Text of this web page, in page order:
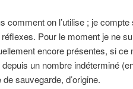
comment on l’utilise ; je
Pour le moment je ne
encore présentes, si ce
un nombre indéterminé
sauvegarde, d’origine.